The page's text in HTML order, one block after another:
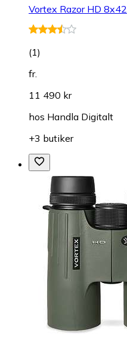
Vortex Razor HD 8x42
(1)
fr.
11 490 kr
hos Handla Digitalt
+3 butiker